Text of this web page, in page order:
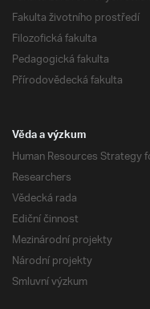
Fakulta životního prostředí
Filozofická fakulta
Pedagogická fakulta
Přírodovědecká fakulta
Věda a výzkum
Human Resources Strategy
Researchers
Vědecká rada
Ediční činnost
Mezinárodní projekty
Národní projekty
Smluvní výzkum